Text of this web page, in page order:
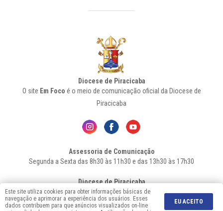
Diocese de Piracicaba
O site Em Foco é o meio de comunicação oficial da Diocese de
Piracicaba
Assessoria de Comunicação
Segunda a Sexta das 8h30 às 11h30 e das 13h30 às 17h30
Diocese de Piracicaba
Av. Independência, 1146 – Bairro Higienópolis - Cep: 13.419-155 –
Piracicaba-SP - Fone: 19 2106-7556
Este site utiliza cookies para obter informações básicas de
navegação e aprimorar a experiência dos usuários. Esses
dados contribuem para que anúncios visualizados on-line
EU ACEITO